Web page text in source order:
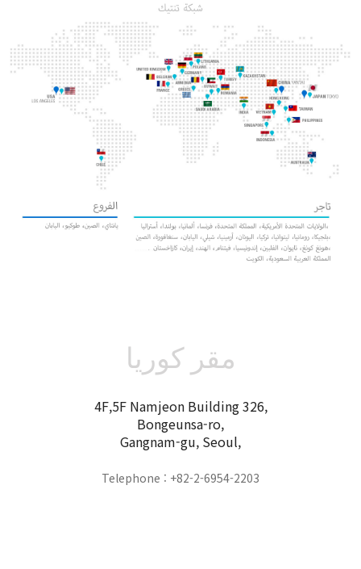
مقر كوريا
4F,5F Namjeon Building 326,
Bongeunsa-ro,
Gangnam-gu, Seoul,
Telephone : +82-2-6954-2203